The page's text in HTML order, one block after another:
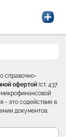
справочно-
офертой (ст. 437
- это содействие в
документов.